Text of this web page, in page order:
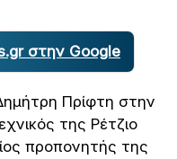
στην Google
Πρίφτη στην
της Ρέτζιο
προπονητής της